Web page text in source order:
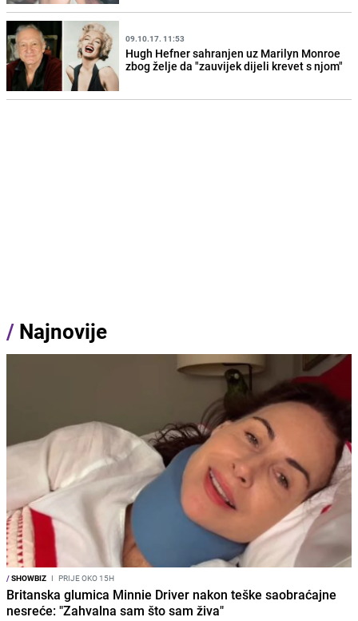
09.10.17. 11:53
Hugh Hefner sahranjen uz Marilyn Monroe
zbog želje da "zauvijek dijeli krevet s njom"
/ Najnovije
/SHOWBIZ I PRIJE OKO 15H
Britanska glumica Minnie Driver nakon teške saobraćajne
nesreće: "Zahvalna sam što sam živa"